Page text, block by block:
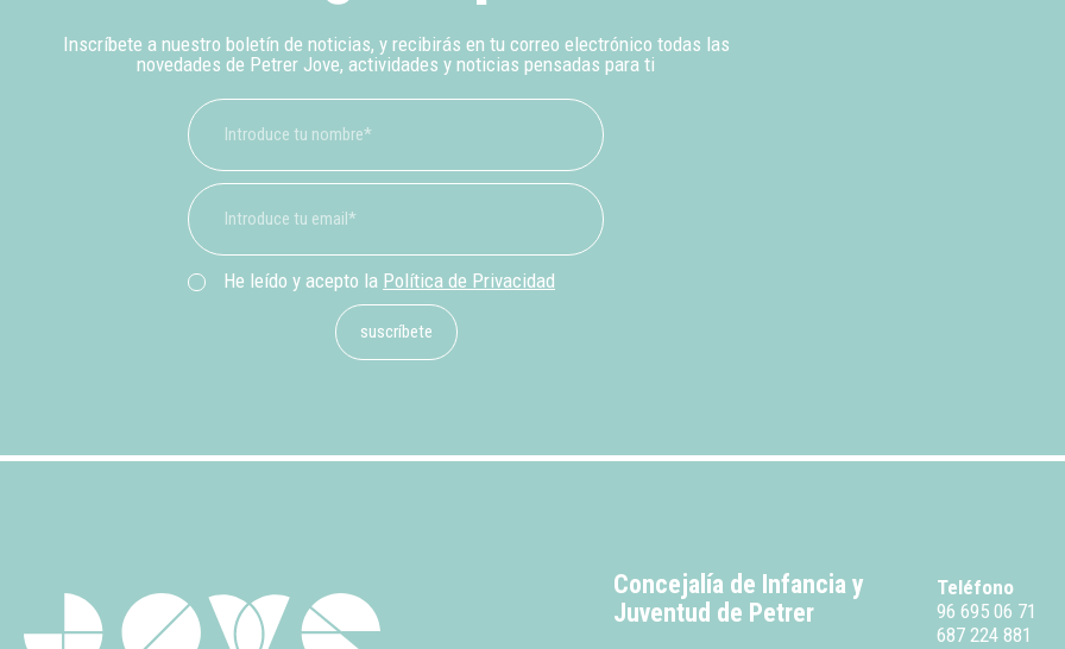
Inscríbete a nuestro boletín de noticias, y recibirás en tu correo electrónico todas las
novedades de Petrer Jove, actividades y noticias pensadas para ti
He leído y acepto la Política de Privacidad
suscríbete
Concejalía de Infancia y
Juventud de Petrer
Teléfono
96 695 06 71
687 224 881